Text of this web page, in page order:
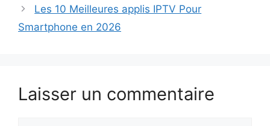
Les 10 Meilleures applis IPTV Pour
Smartphone​ en 2026
Laisser un commentaire